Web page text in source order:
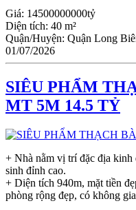
Giá: 14500000000tỷ
Diện tích: 40 m²
Quận/Huyện: Quận Long
01/07/2026
SIÊU PHẨM
MT 5M 14.5 TỶ
+ Nhà nằm vị trí đặc địa kinh
sinh đỉnh cao.
+ Diện tích 940m, mặt tiền
phòng rộng đẹp, có không